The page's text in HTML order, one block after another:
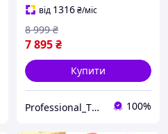
300 мм PPO26
від 1316₴/міс
7 895₴
8 999 ₴
Купити
Professional_TOOLS 100%